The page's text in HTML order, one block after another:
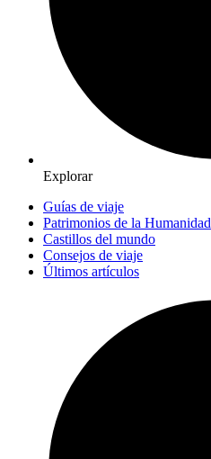
Explorar
Guías de viaje
Patrimonios de la Humanidad
Castillos del mundo
Consejos de viaje
Últimos artículos